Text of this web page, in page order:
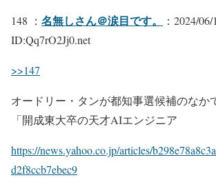
148 ： 名無しさん＠涙目です。
：2024/
ID:Qq7rO2Jj0.net
>>147
オードリー・タンが都知事選候補のなか
「開成東大卒の天才AIエンジニア
https://news.yahoo.co.jp/articles/
d2f8ccb7ebec9